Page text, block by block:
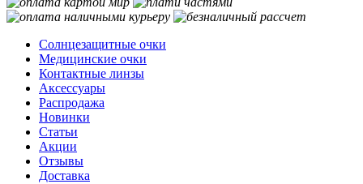
Солнцезащитные очки
Медицинские очки
Контактные линзы
Аксессуары
Распродажа
Новинки
Статьи
Акции
Отзывы
Доставка